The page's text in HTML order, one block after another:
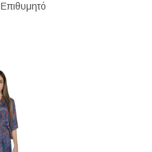
Επιθυμητό